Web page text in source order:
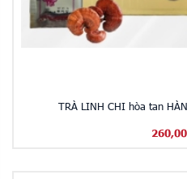
TRÀ LINH CHI hòa tan